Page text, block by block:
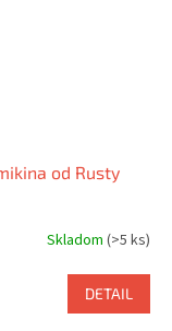
od Rusty
Skladom (>5 ks)
DETAIL